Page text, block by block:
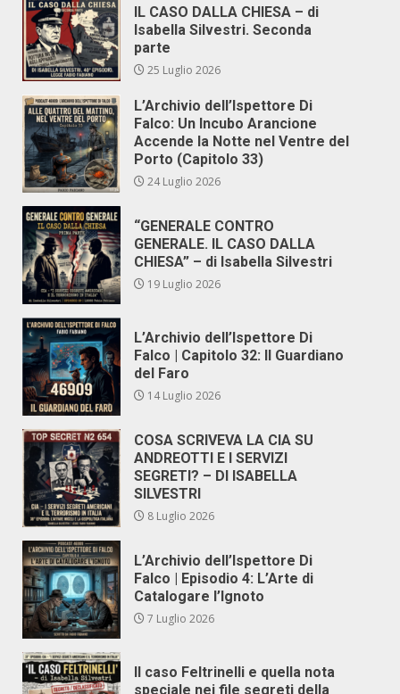
IL CASO DALLA CHIESA – di
Isabella Silvestri. Seconda
parte
25 Luglio 2026
L’Archivio dell’Ispettore Di
Falco: Un Incubo Arancione
Accende la Notte nel Ventre del
Porto (Capitolo 33)
24 Luglio 2026
“GENERALE CONTRO
GENERALE. IL CASO DALLA
CHIESA” – di Isabella Silvestri
19 Luglio 2026
L’Archivio dell’Ispettore Di
Falco | Capitolo 32: Il Guardiano
del Faro
14 Luglio 2026
COSA SCRIVEVA LA CIA SU
ANDREOTTI E I SERVIZI
SEGRETI? – DI ISABELLA
SILVESTRI
8 Luglio 2026
L’Archivio dell’Ispettore Di
Falco | Episodio 4: L’Arte di
Catalogare l’Ignoto
7 Luglio 2026
Il caso Feltrinelli e quella nota
speciale nei file segreti della